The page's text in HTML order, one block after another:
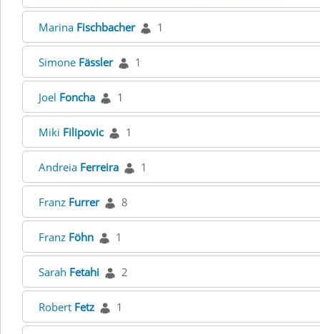
Marina Fischbacher 1
Simone Fässler 1
Joel Foncha 1
Miki Filipovic 1
Andreia Ferreira 1
Franz Furrer 8
Franz Föhn 1
Sarah Fetahi 2
Robert Fetz 1